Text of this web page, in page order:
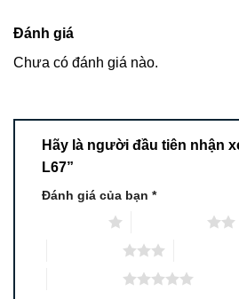
Đánh giá
Chưa có đánh giá nào.
Hãy là người đầu tiên nhận
L67”
Đánh giá của bạn *